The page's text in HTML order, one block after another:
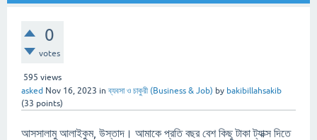
0
votes
595 views
asked Nov 16, 2023 inব্যবসা ও চাকুরী (Business & Job) by bakibillahsakib
(33 points)
আসসালামু আলাইকুম, উস্তাদ। আমাকে প্রতি বছর বেশ কিছু টাকা ট্যাক্স দিতে